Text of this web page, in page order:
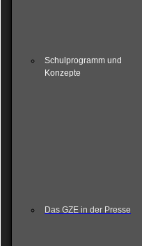
Schulprogramm und
Konzepte
Das GZE in der Presse